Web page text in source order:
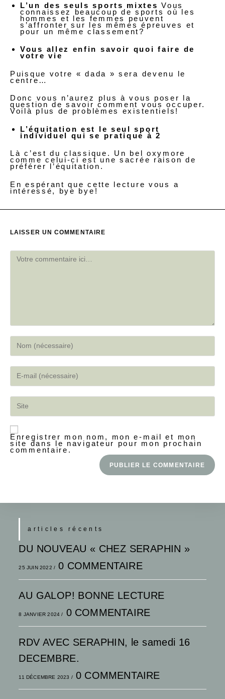
L’un des seuls sports mixtes Vous
connaissez beaucoup de sports où les
hommes et les femmes peuvent
s’affronter sur les mêmes épreuves et
pour un même classement?
Vous allez enfin savoir quoi faire de
votre vie
Puisque votre « dada » sera devenu le
centre…
Donc vous n’aurez plus à vous poser la
question de savoir comment vous occuper.
Voilà plus de problèmes existentiels!
L’équitation est le seul sport
individuel qui se pratique à 2
Là c’est du classique. Un bel oxymore
comme celui-ci est une sacrée raison de
préférer l’équitation.
En espérant que cette lecture vous a
intéressé, bye bye!
LAISSER UN COMMENTAIRE
Enregistrer mon nom, mon e-mail et mon
site dans le navigateur pour mon prochain
commentaire.
articles récents
DU NOUVEAU « CHEZ SERAPHIN »
25 JUIN 2022 / 0 COMMENTAIRE
AU GALOP! BONNE LECTURE
8 JANVIER 2024 / 0 COMMENTAIRE
RDV AVEC SERAPHIN, le samedi 16
DECEMBRE.
11 DÉCEMBRE 2023 / 0 COMMENTAIRE